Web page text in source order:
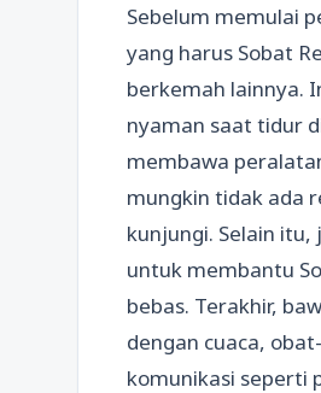
Sebelum memulai
yang harus Sobat
berkemah lainnya.
nyaman saat tidur
membawa
mungkin tidak ada
kunjungi. Selain
untuk membantu
bebas. Terakhir,
dengan cuaca,
komunikasi seperti